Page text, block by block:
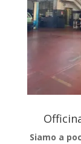
Siamo a